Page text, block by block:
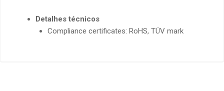
Detalhes técnicos
Compliance certificates: RoHS, TÜV mark